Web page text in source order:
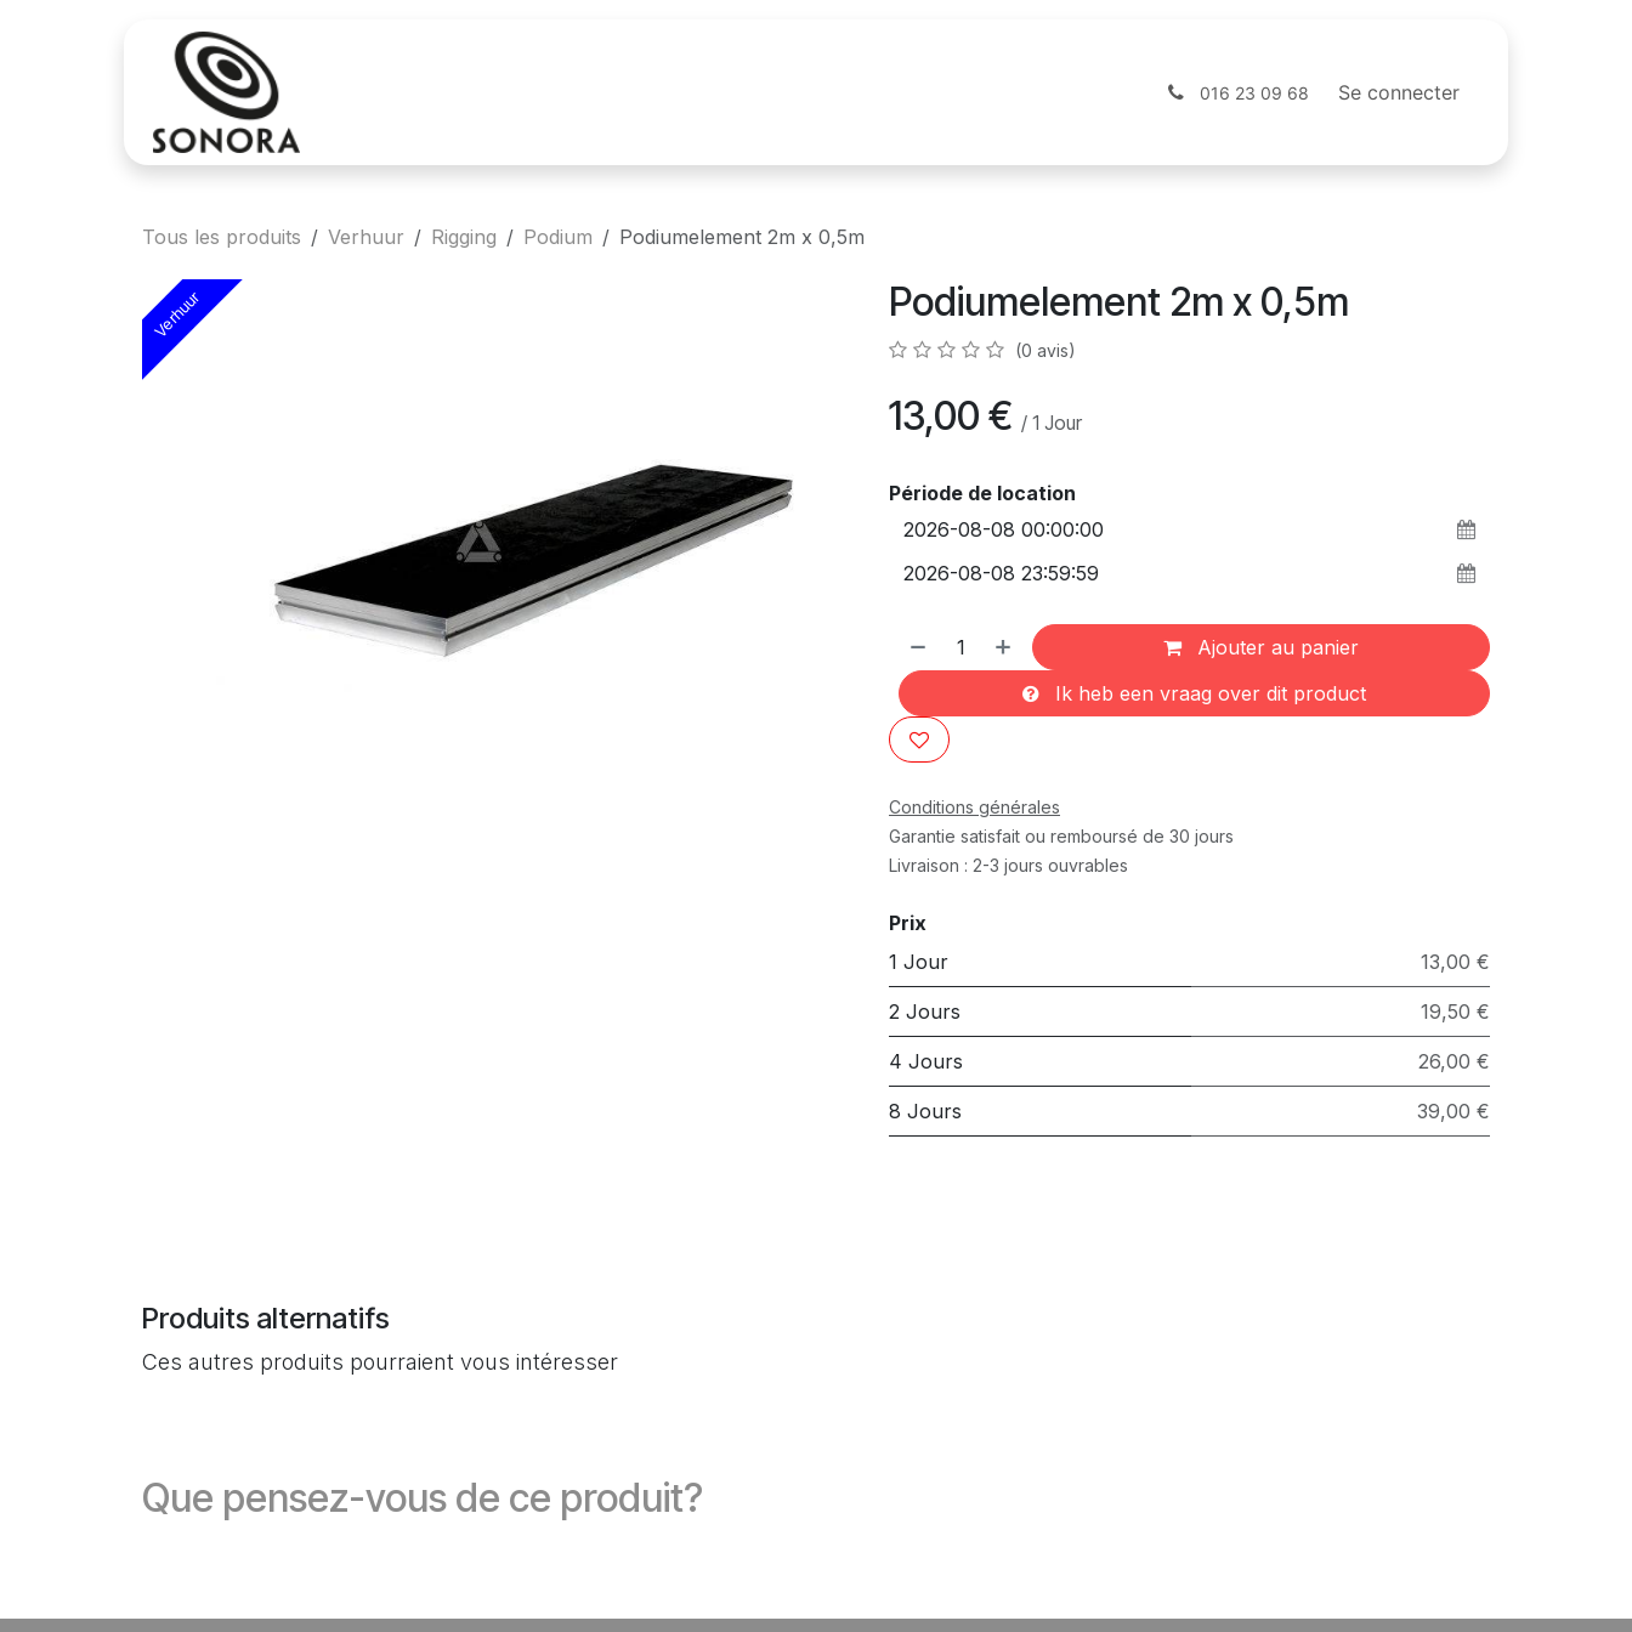
Contactez-nous Webshop
016 23 09 68 Se connecter
Tous les produits Verhuur Rigging Podium Podiumelement 2m x 0,5m
Verhuur Podiumelement 2m x 0,5m
(0 avis)
13,00 € / 1 Jour
Période de location
Ajouter au panier
Ik heb een vraag over dit product
Conditions générales
Garantie satisfait ou remboursé de 30 jours
Livraison : 2-3 jours ouvrables
Prix
1 Jour
13,00 €
2 Jours 19,50 €
4 Jours 26,00 €
8 Jours 39,00 €
Produits alternatifs
Ces autres produits pourraient vous intéresser
Que pensez-vous de ce produit?